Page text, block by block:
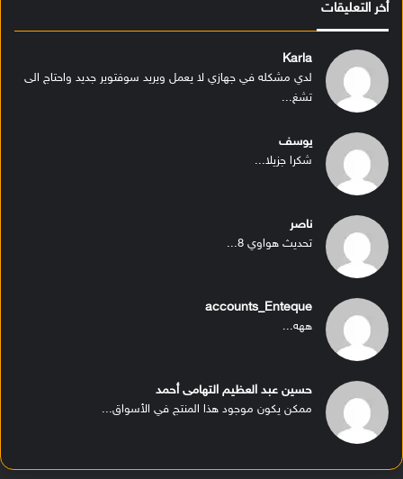
أخر التعليقات
Karla
لدي مشكله في جهازي لا يعمل ويريد سوفتوير جديد واحتاج الى
تشغ...
يوسف
شكرا جزيلا...
ناصر
تحديث هواوي 8...
accounts_Enteque
ههه...
حسين عبد العظيم التهامى أحمد
ممكن يكون موجود هذا المنتج في الأسواق...